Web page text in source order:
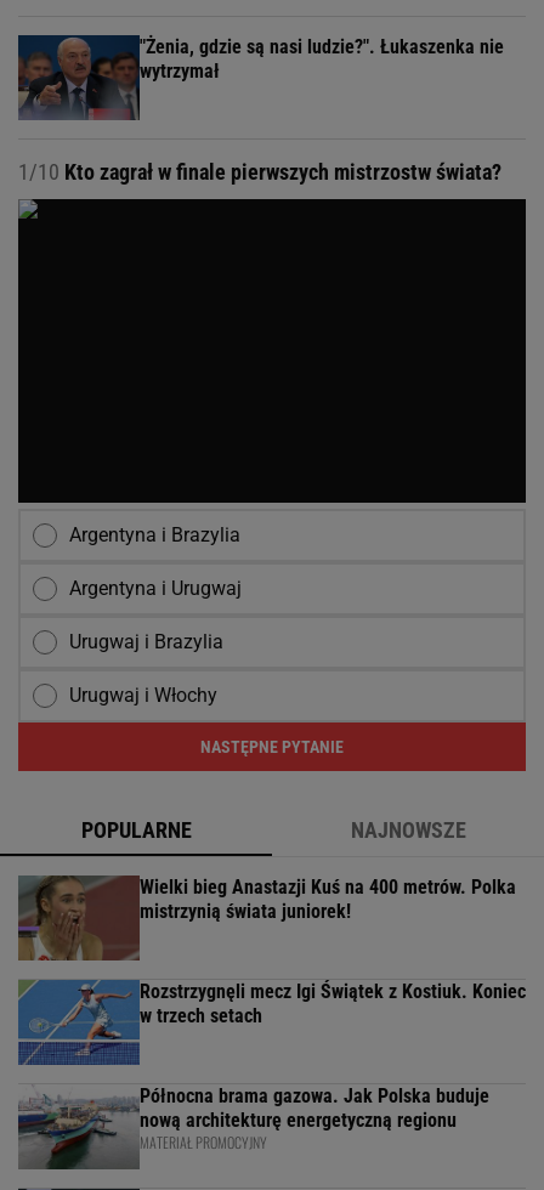
"Żenia, gdzie są nasi ludzie?". Łukaszenka nie
wytrzymał
1/10 Kto zagrał w finale pierwszych mistrzostw świata?
Argentyna i Brazylia
Argentyna i Urugwaj
Urugwaj i Brazylia
Urugwaj i Włochy
NASTĘPNE PYTANIE
POPULARNE NAJNOWSZE
Wielki bieg Anastazji Kuś na 400 metrów. Polka
mistrzynią świata juniorek!
Rozstrzygnęli mecz Igi Świątek z Kostiuk. Koniec
w trzech setach
Północna brama gazowa. Jak Polska buduje
nową architekturę energetyczną regionu
MATERIAŁ PROMOCYJNY